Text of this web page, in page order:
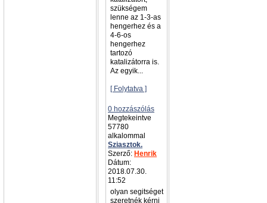
szükségem
lenne az 1-3-as
hengerhez és a
4-6-os
hengerhez
tartozó
katalizátorra is.
Az egyik...
[ Folytatva ]
0 hozzászólás
Megtekeintve
57780
alkalommal
Sziasztok.
Szerző: Henrik
Dátum:
2018.07.30.
11:52
olyan segitséget
szeretnék kérni